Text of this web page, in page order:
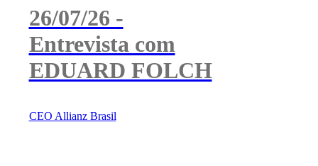
26/07/26 -
Entrevista com
EDUARD FOLCH
CEO Allianz Brasil